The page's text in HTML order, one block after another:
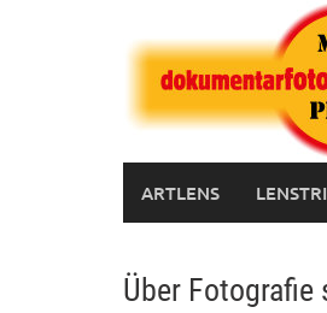
ARTLENS
Über Fotografie